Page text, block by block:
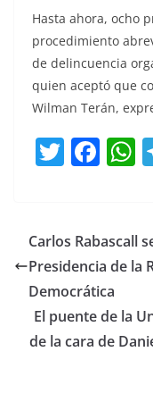
Hasta ahora, ocho
procedimiento
de delincuencia
quien aceptó que
Wilman Terán,
T
er
F
e
b
o
o
k
s
A
p
Carlos Rabascall
Presidencia de la
Democrática
El puente de la
de la cara de